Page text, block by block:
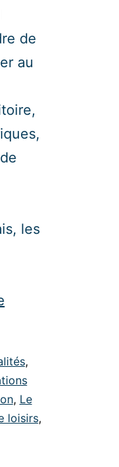
de
au
les
,
, Le
loisirs,